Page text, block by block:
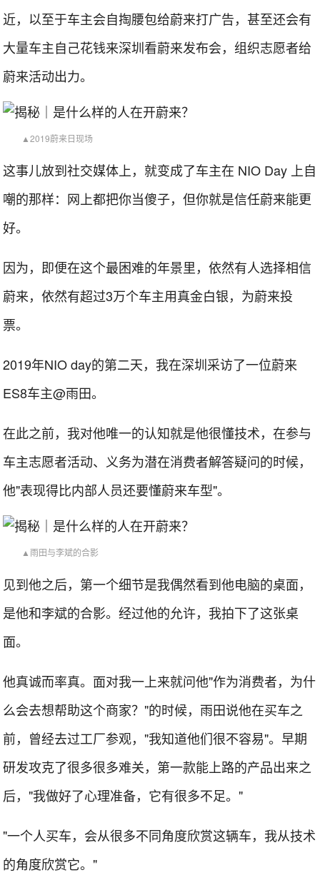
近，以至于车主会自掏腰包给蔚来打广告，甚至还会有
大量车主自己花钱来深圳看蔚来发布会，组织志愿者给
蔚来活动出力。
▲2019蔚来日现场
这事儿放到社交媒体上，就变成了车主在 NIO Day 上自
嘲的那样：网上都把你当傻子，但你就是信任蔚来能更
好。
因为，即便在这个最困难的年景里，依然有人选择相信
蔚来，依然有超过3万个车主用真金白银，为蔚来投
票。
2019年NIO day的第二天，我在深圳采访了一位蔚来
ES8车主@雨田。
在此之前，我对他唯一的认知就是他很懂技术，在参与
车主志愿者活动、义务为潜在消费者解答疑问的时候，
他"表现得比内部人员还要懂蔚来车型"。
▲雨田与李斌的合影
见到他之后，第一个细节是我偶然看到他电脑的桌面，
是他和李斌的合影。经过他的允许，我拍下了这张桌
面。
他真诚而率真。面对我一上来就问他"作为消费者，为什
么会去想帮助这个商家？"的时候，雨田说他在买车之
前，曾经去过工厂参观，"我知道他们很不容易"。早期
研发攻克了很多很多难关，第一款能上路的产品出来之
后，"我做好了心理准备，它有很多不足。"
"一个人买车，会从很多不同角度欣赏这辆车，我从技术
的角度欣赏它。"